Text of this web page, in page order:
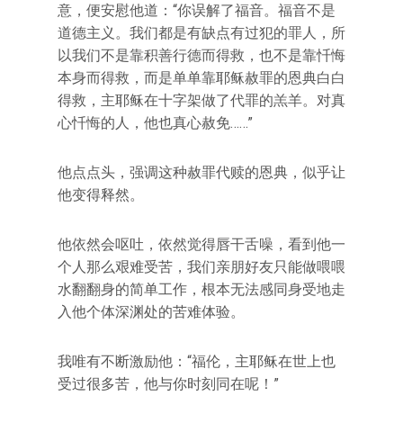
意，便安慰他道：“你误解了福音。福音不是
道德主义。我们都是有缺点有过犯的罪人，所
以我们不是靠积善行德而得救，也不是靠忏悔
本身而得救，而是单单靠耶稣赦罪的恩典白白
得救，主耶稣在十字架做了代罪的羔羊。对真
心忏悔的人，他也真心赦免……”
他点点头，强调这种赦罪代赎的恩典，似乎让
他变得释然。
他依然会呕吐，依然觉得唇干舌噪，看到他一
个人那么艰难受苦，我们亲朋好友只能做喂喂
水翻翻身的简单工作，根本无法感同身受地走
入他个体深渊处的苦难体验。
我唯有不断激励他：“福伦，主耶稣在世上也
受过很多苦，他与你时刻同在呢！”